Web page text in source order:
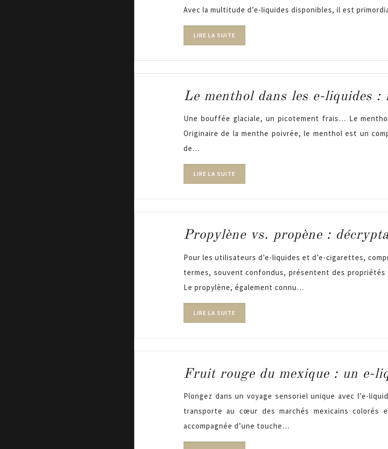
Avec la multitude d’e-liquides disponibles, il est
LIRE LA SUITE
Le menthol dans les e-liquides
Une bouffée glaciale, un picotement frais… Le
Originaire de la menthe poivrée, le menthol est un
de…
LIRE LA SUITE
Propylène vs. propène :
Pour les utilisateurs d’e-liquides et d’e-cigarettes,
termes, souvent confondus, présentent des
Le propylène, également connu…
LIRE LA SUITE
Fruit rouge du mexique : un e-
Plongez dans un voyage sensoriel unique avec l’e-
transporte au cœur des marchés mexicains
accompagnée d’une touche…